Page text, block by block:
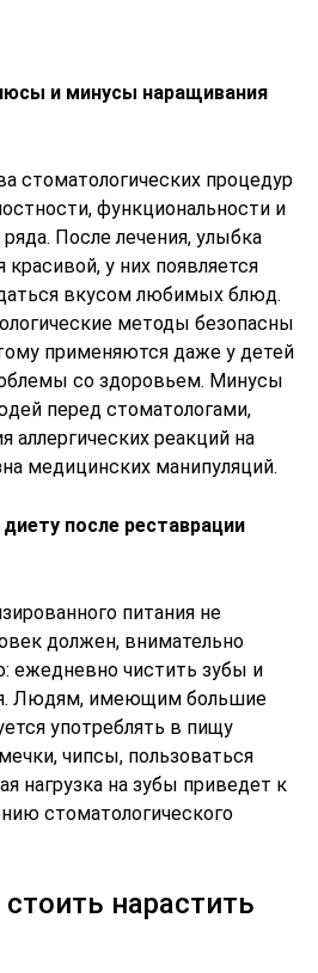
и минусы наращивания
стоматологических процедур
функциональности и
После лечения, улыбка
у них появляется
вкусом любимых блюд.
методы безопасны
применяются даже у детей
со здоровьем. Минусы
перед стоматологами,
аллергических реакций на
медицинских манипуляций.
после реставрации
питания не
должен, внимательно
ежедневно чистить зубы и
Людям, имеющим большие
употреблять в пищу
чипсы, пользоваться
нагрузка на зубы приведет к
стоматологического
нарастить